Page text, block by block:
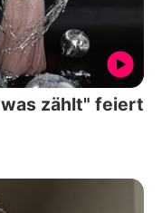
was zählt" feiert